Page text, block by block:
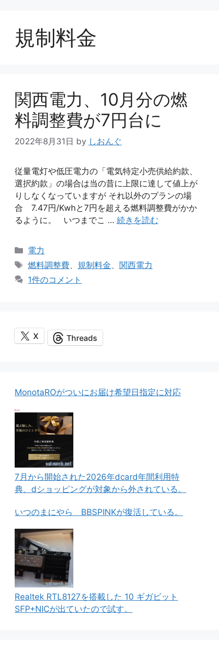
規制料金
関西電力、10月分の燃
料調整費が7円台に
2022年8月31日 by しおんぐ
従量電灯や低圧電力の「電気特定小売供給約款、
選択約款」の場合は当の昔に上限に達して値上が
りしなくなっていますが それ以外のプランの場
合 7.47円/Kwhと7円を超える燃料調整費がかか
るように。 いつまでこ … 続きを読む
カ
テ
リ
電力
タ
グ
燃料調整費、 規制料金、 関西電力
1件のコメント
X Threads
MonotaROがついにお届け希望日指定に対応
7月から開始された2026年dcard年間利用特
典、dショッピングが対象から外されている。
いつのまにやら BBSPINKが復活している。
Realtek RTL8127を搭載した 10 ギガビット
SFP+NICが出ていたので試す。